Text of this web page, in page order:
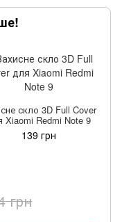
скло 3D Full Cover
Xiaomi Redmi Note 9
139 грн
грн